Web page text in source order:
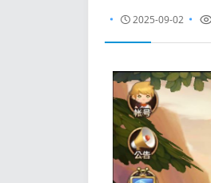
2025-09-02